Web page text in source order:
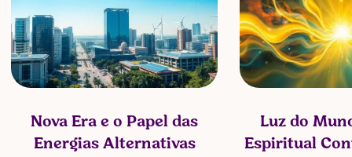
Nova Era e o Papel das
Energias Alternativas
Luz do
Espiritual